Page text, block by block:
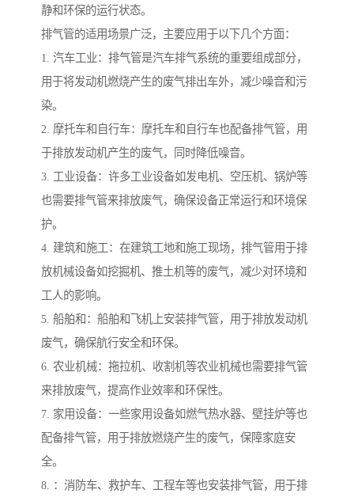
静和环保的运行状态。
排气管的适用场景广泛，主要应用于以下几个方面：
1. 汽车工业：排气管是汽车排气系统的重要组成部分，
用于将发动机燃烧产生的废气排出车外，减少噪音和污
染。
2. 摩托车和自行车：摩托车和自行车也配备排气管，用
于排放发动机产生的废气，同时降低噪音。
3. 工业设备：许多工业设备如发电机、空压机、锅炉等
也需要排气管来排放废气，确保设备正常运行和环境保
护。
4. 建筑和施工：在建筑工地和施工现场，排气管用于排
放机械设备如挖掘机、推土机等的废气，减少对环境和
工人的影响。
5. 船舶和：船舶和飞机上安装排气管，用于排放发动机
废气，确保航行安全和环保。
6. 农业机械：拖拉机、收割机等农业机械也需要排气管
来排放废气，提高作业效率和环保性。
7. 家用设备：一些家用设备如燃气热水器、壁挂炉等也
配备排气管，用于排放燃烧产生的废气，保障家庭安
全。
8. ：消防车、救护车、工程车等也安装排气管，用于排